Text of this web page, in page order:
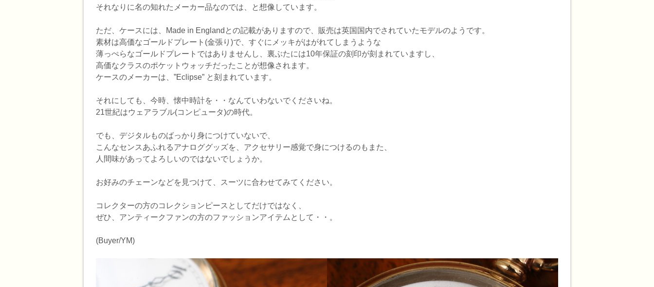
それなりに名の知れたメーカー品なのでは、と想像しています。
ただ、ケースには、Made in Englandとの記載がありますので、販売は英国国内でされていたモデルのようです。
素材は高価なゴールドプレート(金張り)で、すぐにメッキがはがれてしまうような
薄っぺらなゴールドプレートではありませんし、裏ぶたには10年保証の刻印が刻まれていますし、
高価なクラスのポケットウォッチだったことが想像されます。
ケースのメーカーは、”Eclipse” と刻まれています。
それにしても、今時、懐中時計を・・なんていわないでくださいね。
21世紀はウェアラブル(コンピュータ)の時代。
でも、デジタルものばっかり身につけていないで、
こんなセンスあふれるアナロググッズを、アクセサリー感覚で身につけるのもまた、
人間味があってよろしいのではないでしょうか。
お好みのチェーンなどを見つけて、スーツに合わせてみてください。
コレクターの方のコレクションピースとしてだけではなく、
ぜひ、アンティークファンの方のファッションアイテムとして・・。
(Buyer/YM)